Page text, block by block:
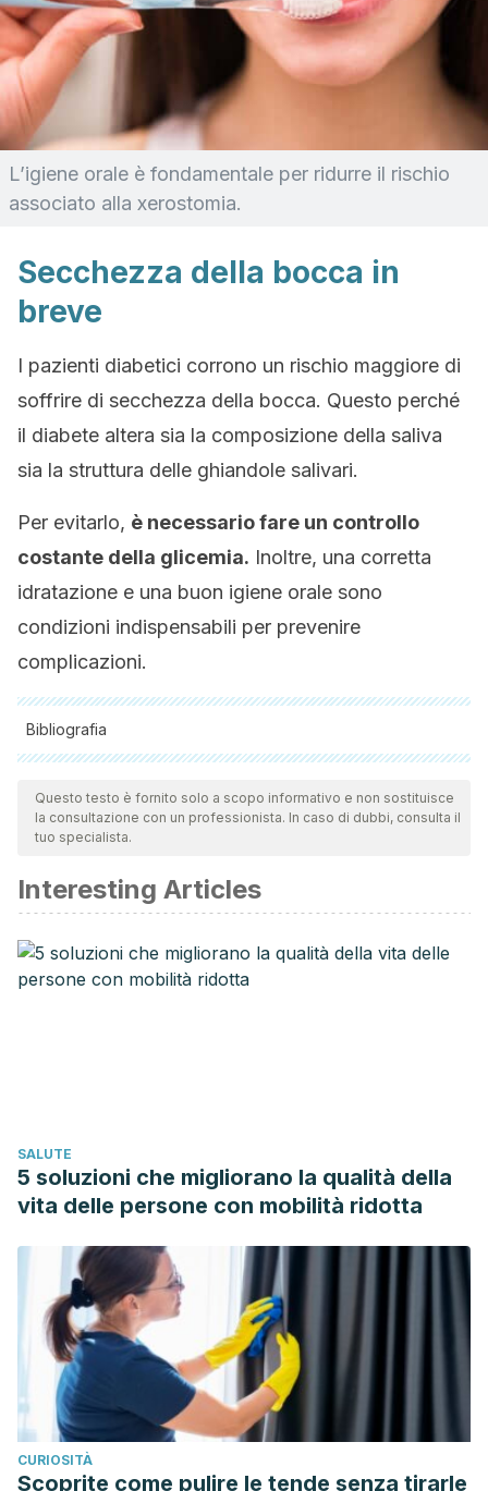
L’igiene orale è fondamentale per ridurre il rischio
associato alla xerostomia.
Secchezza della bocca in
breve
I pazienti diabetici corrono un rischio maggiore di
soffrire di secchezza della bocca. Questo perché
il diabete altera sia la composizione della saliva
sia la struttura delle ghiandole salivari.
Per evitarlo, è necessario fare un controllo
costante della glicemia. Inoltre, una corretta
idratazione e una buon igiene orale sono
condizioni indispensabili per prevenire
complicazioni.
Bibliografia
Tutte le fonti citate sono state esaminate a fondo dal nostro
team per garantirne la qualità, l'affidabilità, l'attualità e la
validità. La bibliografia di questo articolo è stata considerata
Molania, T., Alimohammadi, M., Akha, O., Mousavi, J.,
Razvini, R., & Salehi, M. (2017). The effect of xerostomia
and hyposalivation on the quality of life of patients with
type II diabetes mellitus. Electronic Physician, 9(11), 5814–
Hoseini, A., Mirzapour, A., Bijani, A., & Shirzad, A. (2017).
Salivary flow rate and xerostomia in patients with type I and
II diabetes mellitus. Electronic Physician, 9(9), 5244–5249.
https://doi.org/10.19082/5244
Navea Aguilera, C., Guijarro de Armas, M. G., Monereo
Megías, S., Merino Viveros, M., & Torán Ranero, C. (2015,
January 1). Relación entre xerostomía y diabetes mellitus:
Una complicación poco conocida. Endocrinologia y
Nutricion. Elsevier Doyma.
https://doi.org/10.1016/j.endonu.2014.09.004
Xerostomía: Diagnóstico y Manejo Clínico. (n.d.). Retrieved
Questo testo è fornito solo a scopo informativo e non sostituisce
la consultazione con un professionista. In caso di dubbi, consulta il
tuo specialista.
Interesting Articles
SALUTE
5 soluzioni che migliorano la qualità della
vita delle persone con mobilità ridotta
CURIOSITÀ
Scoprite come pulire le tende senza tirarle